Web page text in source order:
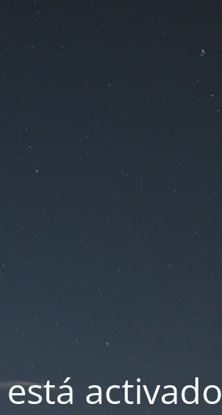
activado